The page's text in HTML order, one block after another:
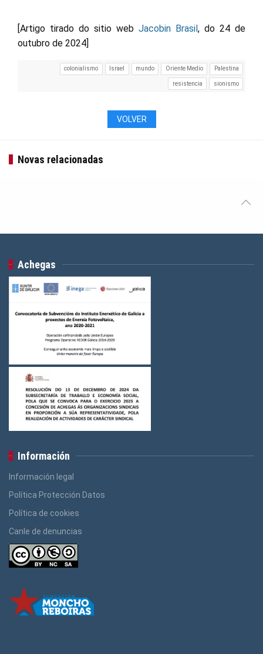
[Artigo tirado do sitio web Jacobin Brasil, do 24 de
outubro de 2024]
colonialismo Israel mundo Oriente Medio Palestina
resistencia sionismo
VOLVER
Novas relacionadas
Achegas
Información
Información legal
Política Protección Datos
Política de cookies
Canle de denuncias